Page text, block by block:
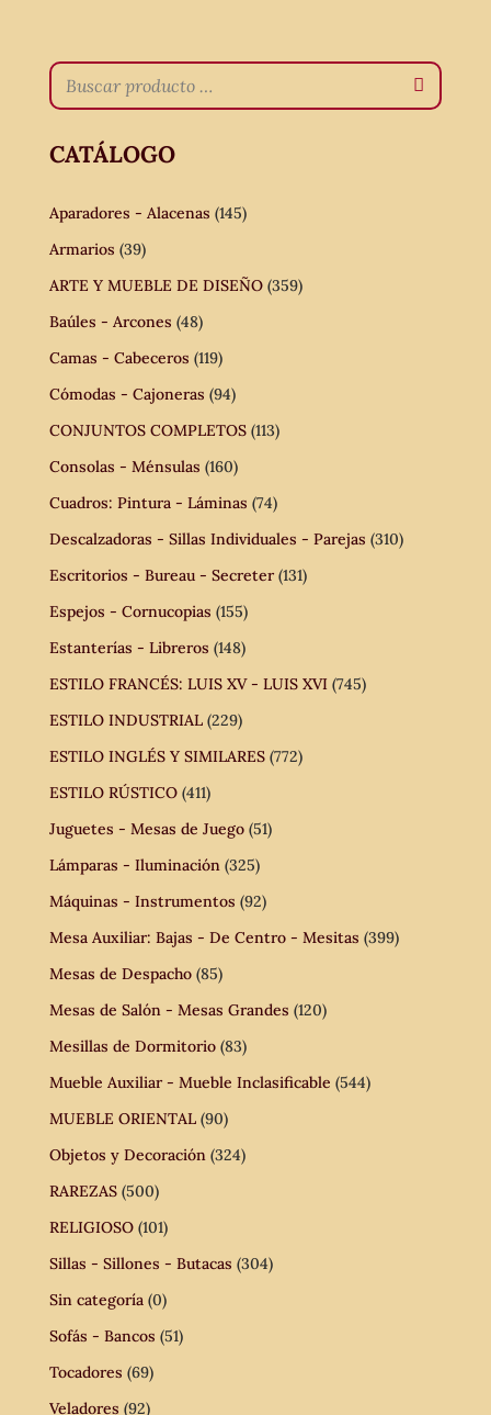
CATÁLOGO
Aparadores - Alacenas (145)
Armarios (39)
ARTE Y MUEBLE DE DISEÑO (359)
Baúles - Arcones (48)
Camas - Cabeceros (119)
Cómodas - Cajoneras (94)
CONJUNTOS COMPLETOS (113)
Consolas - Ménsulas (160)
Cuadros: Pintura - Láminas (74)
Descalzadoras - Sillas Individuales - Parejas (310)
Escritorios - Bureau - Secreter (131)
Espejos - Cornucopias (155)
Estanterías - Libreros (148)
ESTILO FRANCÉS: LUIS XV - LUIS XVI (745)
ESTILO INDUSTRIAL (229)
ESTILO INGLÉS Y SIMILARES (772)
ESTILO RÚSTICO (411)
Juguetes - Mesas de Juego (51)
Lámparas - Iluminación (325)
Máquinas - Instrumentos (92)
Mesa Auxiliar: Bajas - De Centro - Mesitas (399)
Mesas de Despacho (85)
Mesas de Salón - Mesas Grandes (120)
Mesillas de Dormitorio (83)
Mueble Auxiliar - Mueble Inclasificable (544)
MUEBLE ORIENTAL (90)
Objetos y Decoración (324)
RAREZAS (500)
RELIGIOSO (101)
Sillas - Sillones - Butacas (304)
Sin categoría (0)
Sofás - Bancos (51)
Tocadores (69)
Veladores (92)